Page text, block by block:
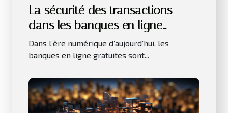
La sécurité des transactions
dans les banques en ligne
gratuites
Dans l’ère numérique d’aujourd’hui, les
banques en ligne gratuites sont...